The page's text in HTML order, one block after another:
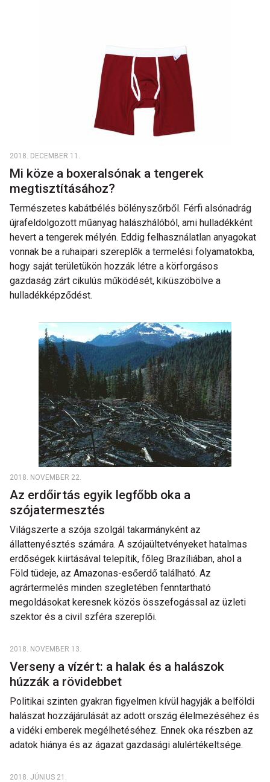
2018. DECEMBER 11.
Mi köze a boxeralsónak a tengerek
megtisztításához?
Természetes kabátbélés bölényszőrből. Férfi alsónadrág
újrafeldolgozott műanyag halászhálóból, ami hulladékként
hevert a tengerek mélyén. Eddig felhasználatlan anyagokat
vonnak be a ruhaipari szereplők a termelési folyamatokba,
hogy saját területükön hozzák létre a körforgásos
gazdaság zárt cikulús működését, kiküszöbölve a
hulladékképződést.
2018. NOVEMBER 22.
Az erdőirtás egyik legfőbb oka a
szójatermesztés
Világszerte a szója szolgál takarmányként az
állattenyésztés számára. A szójaültetvényeket hatalmas
erdőségek kiirtásával telepítik, főleg Brazíliában, ahol a
Föld tüdeje, az Amazonas-esőerdő található. Az
agrártermelés minden szegletében fenntartható
megoldásokat keresnek közös összefogással az üzleti
szektor és a civil szféra szereplői.
2018. NOVEMBER 13.
Verseny a vízért: a halak és a halászok
húzzák a rövidebbet
Politikai szinten gyakran figyelmen kívül hagyják a belföldi
halászat hozzájárulását az adott ország élelmezéséhez és
a vidéki emberek megélhetéséhez. Ennek oka részben az
adatok hiánya és az ágazat gazdasági alulértékeltsége.
2018. JÚNIUS 21.